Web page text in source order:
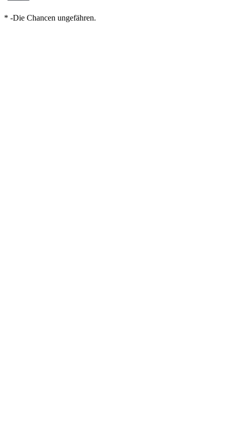
* -Die Chancen ungefähren.